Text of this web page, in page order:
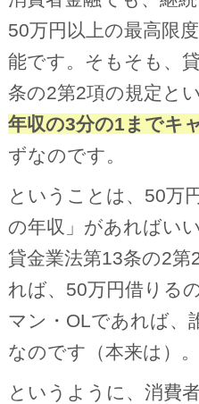
50万円以上の最高限
能です。そもそも、
条の2第2項の規定と
年収の3分の1までキ
ずなのです。
ということは、50万
の年収」があればい
貸金業法第13条の2第
れば、50万円借りる
マン・OLであれば、
なのです（本来は）。
というように、消費